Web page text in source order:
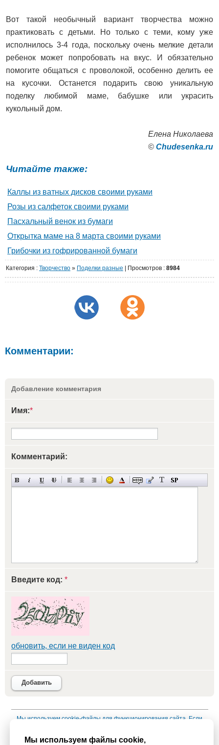
Вот такой необычный вариант творчества можно
практиковать с детьми. Но только с теми, кому уже
исполнилось 3-4 года, поскольку очень мелкие детали
ребенок может попробовать на вкус. И обязательно
помогите общаться с проволокой, особенно делить ее
на кусочки. Останется подарить свою уникальную
поделку любимой маме, бабушке или украсить
кукольный дом.
Елена Николаева
© Сhudesenka.ru
Читайте также:
Каллы из ватных дисков своими руками
Розы из салфеток своими руками
Пасхальный венок из бумаги
Открытка маме на 8 марта своими руками
Грибочки из гофрированной бумаги
Категория : Творчество » Поделки разные Просмотров : 8984
Комментарии:
Добавление комментария
Имя:*
Комментарий:
Введите код: *
обновить, если не виден код
Добавить
Мы используем cookie-файлы для функционирования сайта. Если
Мы используем файлы cookie,